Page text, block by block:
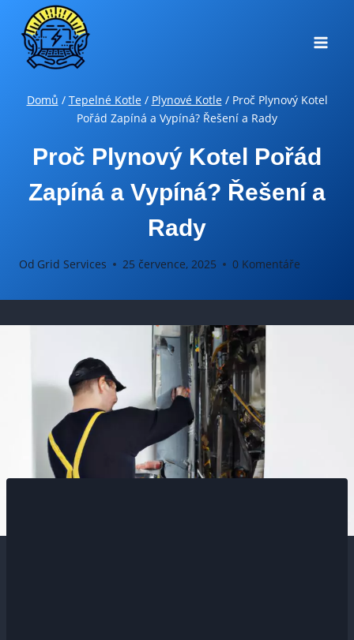
Přeskočit
obsah
Domů / Tepelné Kotle / Plynové Kotle / Proč Plynový Kotel
Pořád Zapíná a Vypíná? Řešení a Rady
Proč Plynový Kotel Pořád
Zapíná a Vypíná? Řešení a
Rady
Od Grid Services 25 července, 2025 0 Komentáře